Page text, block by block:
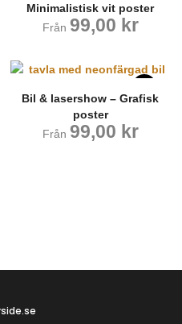
Minimalistisk vit poster
Från 99,00 kr
Bil & lasershow – Grafisk
poster
Från 99,00 kr